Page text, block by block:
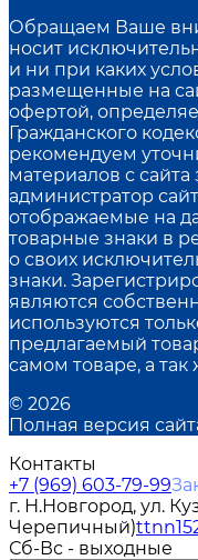
Обращаем Ваше
носит
и ни при каких
размещенные на
офертой,
Гражданского
рекомендуем
материалов с
администратор
отображаемые на
товарные знаки в
о своих
знаки.
являются
используются
предлагаемый
самом товаре, а так
© 2026
Полная версия
Контакты
+7 (969) 603-79-99
г. Н.Новгород, ул.
Черепичный)
Сб-Вс - выходные